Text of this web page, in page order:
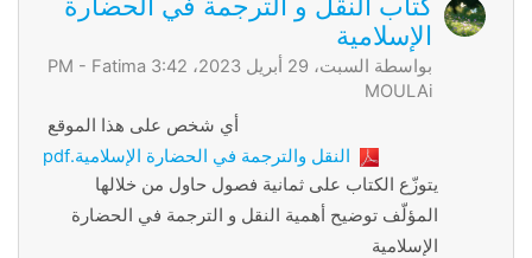
الإسلامية
بواسطة السبت، 29 أبريل 2023، 3:42 PM -
Fatima
MOULAi
أي شخص على هذا الموقع
النقل والترجمة في الحضارة الإسلامية.pdf
يتوزّع الكتاب على ثمانية فصول حاول من خلالها
المؤلّف توضيح أهمية النقل و الترجمة في الحضارة
الإسلامية